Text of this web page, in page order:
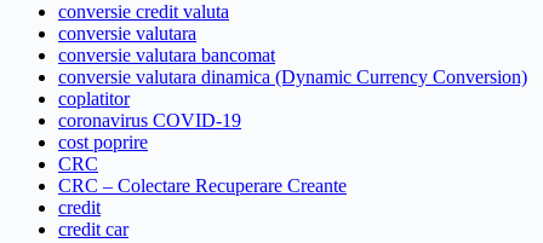
conversie credit valuta
conversie valutara
conversie valutara bancomat
conversie valutara dinamica (Dynamic Currency Conversion)
coplatitor
coronavirus COVID-19
cost poprire
CRC
CRC – Colectare Recuperare Creante
credit
credit car